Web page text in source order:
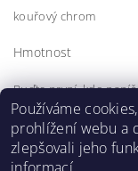
kouřový chrom
Hmotnost
Buďte první, kdo
Přidat
Používáme
prohlížení webu a
zlepšovali jeho